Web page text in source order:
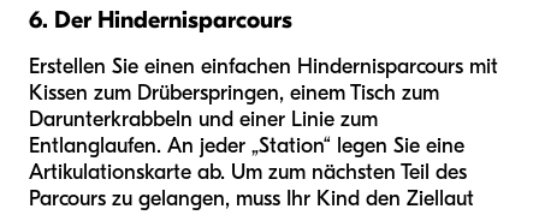
6. Der Hindernisparcours
Erstellen Sie einen einfachen Hindernisparcours mit
Kissen zum Drüberspringen, einem Tisch zum
Darunterkrabbeln und einer Linie zum
Entlanglaufen. An jeder „Station“ legen Sie eine
Artikulationskarte ab. Um zum nächsten Teil des
Parcours zu gelangen, muss Ihr Kind den Ziellaut